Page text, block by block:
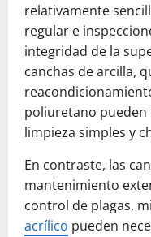
relativamente
regular e
integridad de la
canchas de arcilla,
poliuretano pueden
limpieza simples y
En contraste, las
mantenimiento
control de plagas,
acrílico pueden